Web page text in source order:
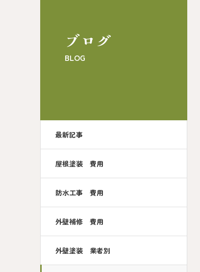
ブログ
BLOG
最新記事
屋根塗装 費用
防水工事 費用
外壁補修 費用
外壁塗装 業者別